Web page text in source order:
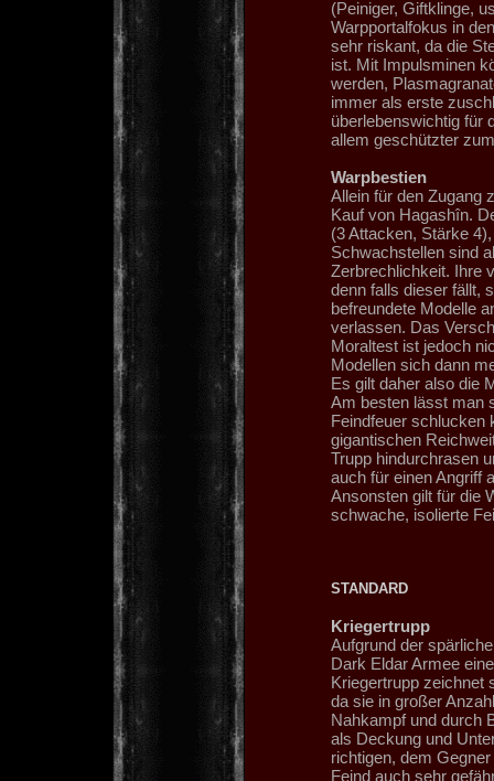
(Peiniger, Giftklinge,
Warpportalfokus in
sehr riskant, da die
ist. Mit Impulsminen
werden,
immer als erste
überlebenswichtig für
allem geschützter
Warpbestien
Allein für den Zugang
Kauf von Hagashîn.
(3 Attacken, Stärke
Schwachstellen sind
Zerbrechlichkeit. Ihre
denn falls dieser fällt,
befreundete Modelle
verlassen. Das
Moraltest ist jedoch
Modellen sich dann
Es gilt daher also die
Am besten lässt man
Feindfeuer schlucken
gigantischen
Trupp hindurchrasen
auch für einen Angriff
Ansonsten gilt für die
schwache, isolierte
STANDARD
Kriegertrupp
Aufgrund der
Dark Eldar Armee
Kriegertrupp zeichnet
da sie in großer
Nahkampf und durch
als Deckung und
richtigen, dem
Feind auch sehr